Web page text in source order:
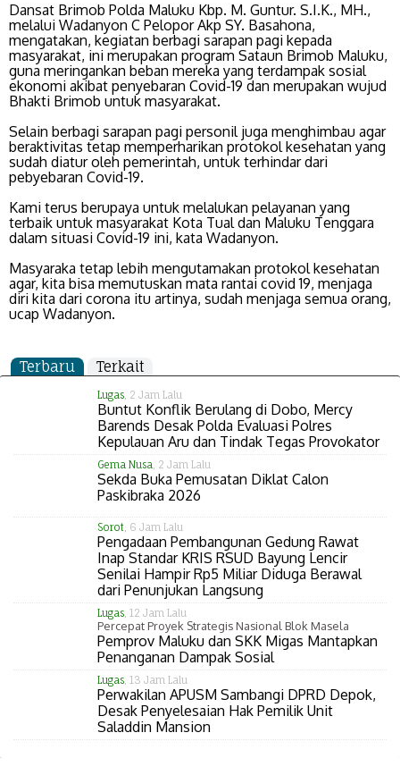
Dansat Brimob Polda Maluku Kbp. M. Guntur. S.I.K., MH.,
melalui Wadanyon C Pelopor Akp SY. Basahona,
mengatakan, kegiatan berbagi sarapan pagi kepada
masyarakat, ini merupakan program Sataun Brimob Maluku,
guna meringankan beban mereka yang terdampak sosial
ekonomi akibat penyebaran Covid-19 dan merupakan wujud
Bhakti Brimob untuk masyarakat.
Selain berbagi sarapan pagi personil juga menghimbau agar
beraktivitas tetap memperharikan protokol kesehatan yang
sudah diatur oleh pemerintah, untuk terhindar dari
pebyebaran Covid-19.
Kami terus berupaya untuk melalukan pelayanan yang
terbaik untuk masyarakat Kota Tual dan Maluku Tenggara
dalam situasi Covid-19 ini, kata Wadanyon.
Masyaraka tetap lebih mengutamakan protokol kesehatan
agar, kita bisa memutuskan mata rantai covid 19, menjaga
diri kita dari corona itu artinya, sudah menjaga semua orang,
ucap Wadanyon.
Terbaru Terkait
Lugas, 2 Jam Lalu
Buntut Konflik Berulang di Dobo, Mercy
Barends Desak Polda Evaluasi Polres
Kepulauan Aru dan Tindak Tegas Provokator
Gema Nusa, 2 Jam Lalu
Sekda Buka Pemusatan Diklat Calon
Paskibraka 2026
Sorot, 6 Jam Lalu
Pengadaan Pembangunan Gedung Rawat
Inap Standar KRIS RSUD Bayung Lencir
Senilai Hampir Rp5 Miliar Diduga Berawal
dari Penunjukan Langsung
Lugas, 12 Jam Lalu
Percepat Proyek Strategis Nasional Blok Masela
Pemprov Maluku dan SKK Migas Mantapkan
Penanganan Dampak Sosial
Lugas, 13 Jam Lalu
Perwakilan APUSM Sambangi DPRD Depok,
Desak Penyelesaian Hak Pemilik Unit
Saladdin Mansion